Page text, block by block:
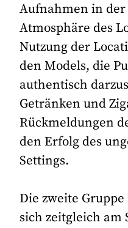
Aufnahmen in
Atmosphäre des
Nutzung der
den Models, die
authentisch
Getränken und
Rückmeldungen
den Erfolg des
Settings.
Die zweite
sich zeitgleich am